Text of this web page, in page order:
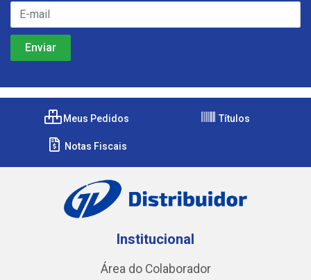
Meus Pedidos Títulos
Notas Fiscais
Institucional
Área do Colaborador